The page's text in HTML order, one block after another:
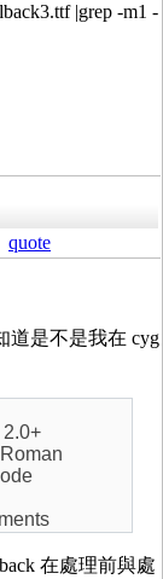
|grep -m1 -
quote
道是不是我在 cyg
在處理前與處